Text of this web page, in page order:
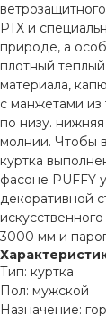
PTX и
природе, а
плотный
материала,
с манжетами
по низу.
молнии. Чтобы
куртка
фасоне PUFFY
декоративной
3000 мм и
Тип: куртка
Пол: мужской
Назначение: